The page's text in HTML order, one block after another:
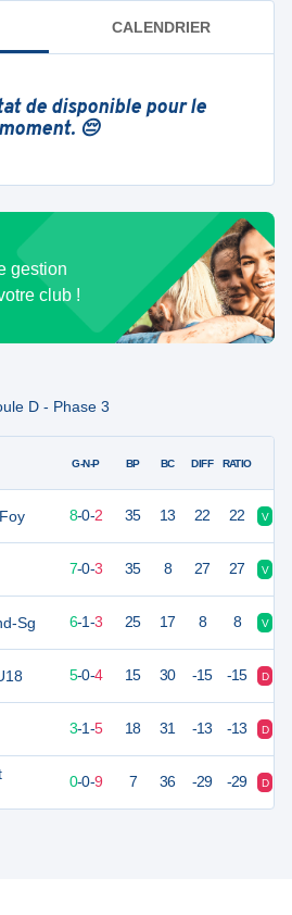
CALENDRIER
de disponible pour le
moment. 😔
gestion
club !
D - Phase 3
Sg
G-N-P BP BC DIFF RATIO
24 8-0-2 35 13 22 22 V
7-0-3 35 8 27 27 V
10 6-1-3 25 17 8 8 V
5-0-4 15 30 -15 -15 D
3-1-5 18 31 -13 -13 D
0 0-0-9 7 36 -29 -29 D